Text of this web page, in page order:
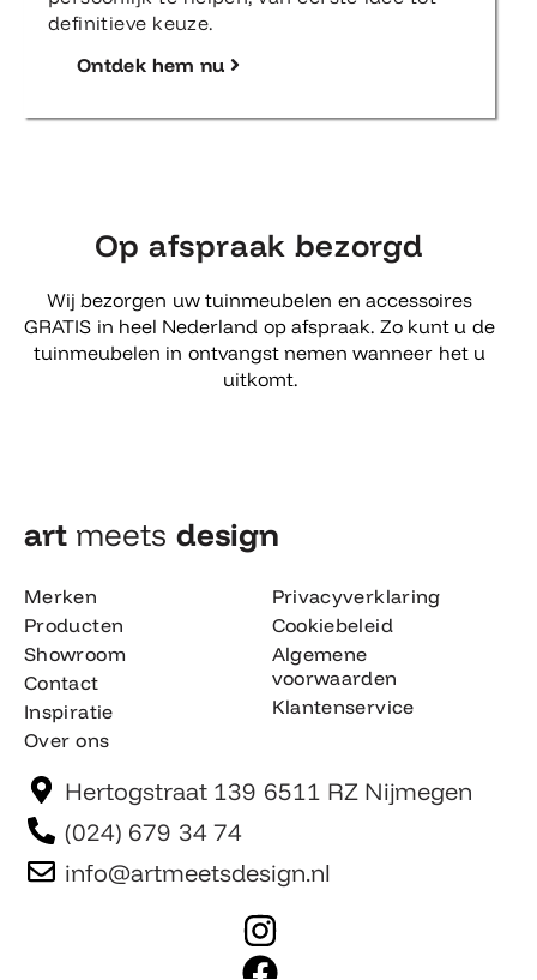
definitieve keuze.
Ontdek hem nu
Op afspraak bezorgd
Wij bezorgen uw tuinmeubelen en accessoires
GRATIS in heel Nederland op afspraak. Zo kunt u de
tuinmeubelen in ontvangst nemen wanneer het u
uitkomt.
art meets design​
Merken
Producten
Showroom
Contact
Inspiratie
Over ons
Privacyverklaring
Cookiebeleid
Algemene
voorwaarden
Klantenservice
Hertogstraat 139 6511 RZ Nijmegen
(024) 679 34 74
info@artmeetsdesign.nl
I
n